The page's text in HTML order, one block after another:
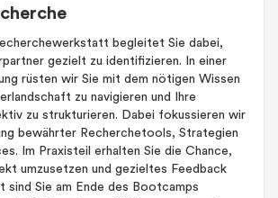
begleitet Sie dabei,
gezielt zu identifizieren. In einer
rüsten wir Sie mit dem nötigen Wissen
zu navigieren und Ihre
zu strukturieren. Dabei fokussieren wir
bewährter Recherchetools, Strategien
Im Praxisteil erhalten Sie die Chance,
umzusetzen und gezieltes Feedback
sind Sie am Ende des Bootcamps